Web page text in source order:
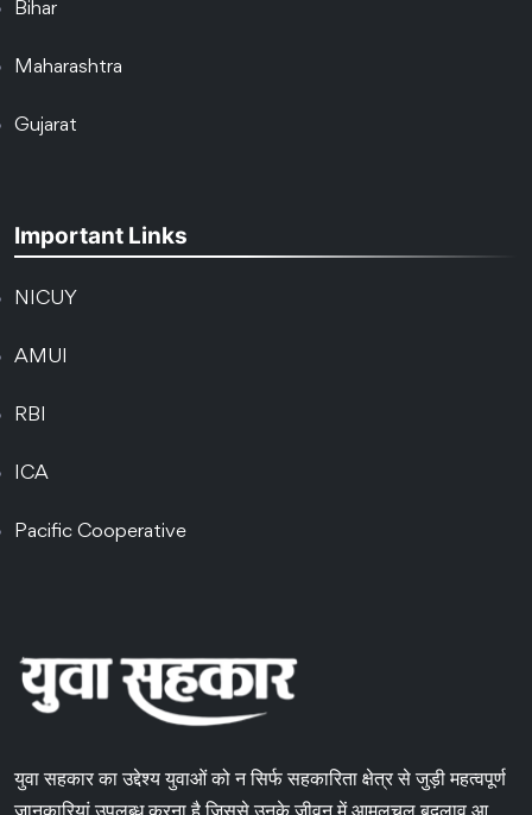
Bihar
Maharashtra
Gujarat
Important Links
NICUY
AMUI
RBI
ICA
Pacific Cooperative
युवा सहकार का उद्देश्य युवाओं को न सिर्फ सहकारिता क्षेत्र से जुड़ी महत्वपूर्ण